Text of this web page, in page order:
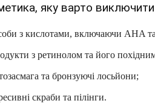
яку варто виключити
з кислотами, включаючи AHA
з ретинолом та його
та бронзуючі лосьйони;
скраби та пілінги.